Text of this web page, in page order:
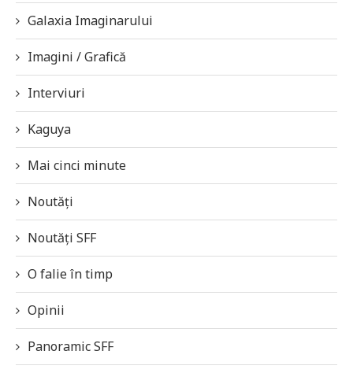
Galaxia Imaginarului
Imagini / Grafică
Interviuri
Kaguya
Mai cinci minute
Noutăți
Noutăți SFF
O falie în timp
Opinii
Panoramic SFF